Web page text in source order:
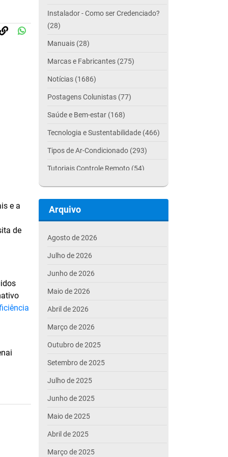
e a
de
Instalador - Como ser Credenciado?
(28)
Manuais (28)
Marcas e Fabricantes (275)
Notícias (1686)
Postagens Colunistas (77)
Saúde e Bem-estar (168)
Tecnologia e Sustentabilidade (466)
Tipos de Ar-Condicionado (293)
Tutoriais Controle Remoto (54)
Arquivo
Agosto de 2026
Julho de 2026
Junho de 2026
Maio de 2026
Abril de 2026
Março de 2026
Outubro de 2025
Setembro de 2025
Julho de 2025
Junho de 2025
Maio de 2025
Abril de 2025
Março de 2025